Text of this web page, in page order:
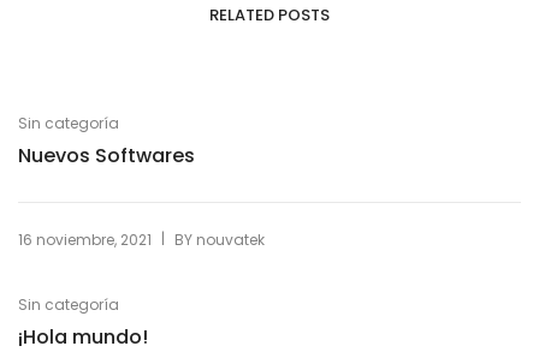
RELATED POSTS
Sin categoría
Nuevos Softwares
16 noviembre, 2021 BY nouvatek
Sin categoría
¡Hola mundo!